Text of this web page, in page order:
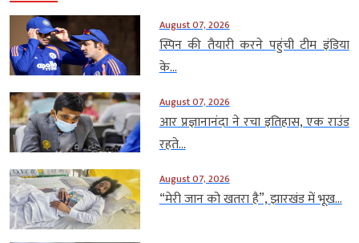
August 07, 2026
स्पिन की तैयारी करने पहुंची टीम इंडिया
के...
August 07, 2026
आर प्रज्ञानानंदा ने रचा इतिहास, एक राउंड
रहते...
August 07, 2026
“मेरी जान को खतरा है”, झारखंड में भूख...